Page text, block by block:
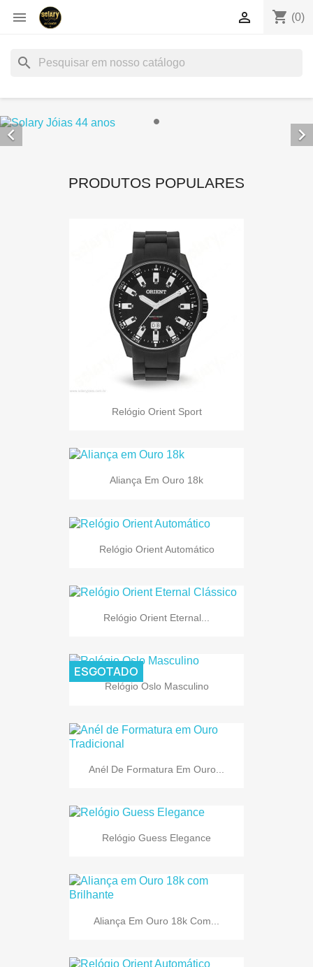
 shopping_cart (0)

search
 
PRODUTOS POPULARES
Relógio Orient Sport
Aliança Em Ouro 18k
Relógio Orient Automático
Relógio Orient Eternal...
Relógio Oslo Masculino
ESGOTADO
Anél De Formatura Em Ouro...
Relógio Guess Elegance
Aliança Em Ouro 18k Com...